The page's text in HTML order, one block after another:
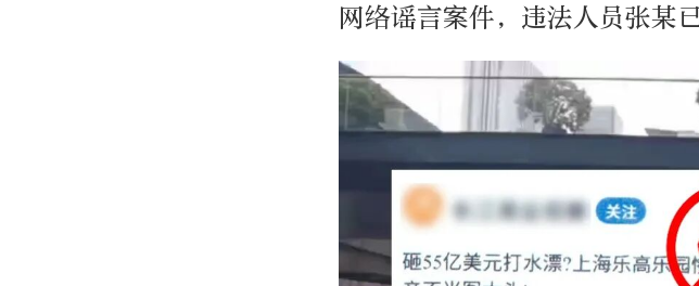
网络谣言案件，违法人员张某